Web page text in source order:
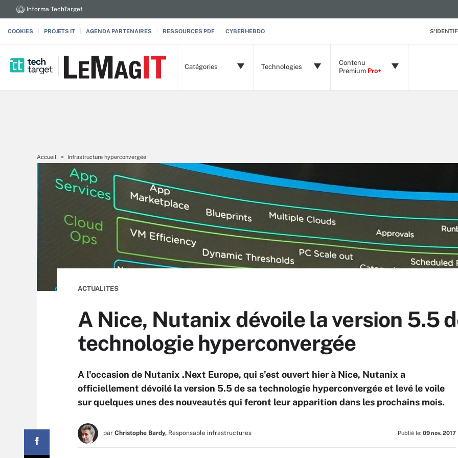
Informa TechTarget
COOKIES PROJETS IT AGENDA PARTENAIRES RESSOURCES PDF CYBERHEBDO
Catégories Technologies
Contenu
Premium Pro+
Accueil Infrastructure hyperconvergée
ACTUALITES
A Nice, Nutanix dévoile la version 5.5
technologie hyperconvergée
A l'occasion de Nutanix .Next Europe, qui s'est ouvert hier à Nice, Nutanix a
officiellement dévoilé la version 5.5 de sa technologie hyperconvergée et levé le voile
sur quelques unes des nouveautés qui feront leur apparition dans les prochains mois.
par Christophe Bardy, Responsable infrastructures Publié le: 09 nov. 2017